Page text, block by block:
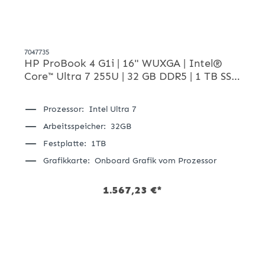
7047735
HP ProBook 4 G1i | 16" WUXGA | Intel®
Core™ Ultra 7 255U | 32 GB DDR5 | 1 TB SSD
Prozessor: Intel Ultra 7
Arbeitsspeicher: 32GB
Festplatte: 1TB
Grafikkarte: Onboard Grafik vom Prozessor
1.567,23 €*